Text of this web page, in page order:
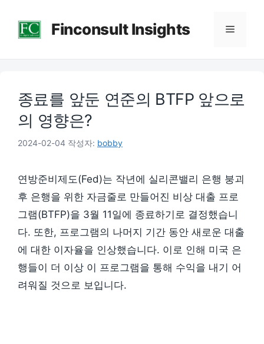
로
Finconsult Insights 메
종료를 앞둔 연준의 BTFP 앞으로
의 영향은?
2024-02-04 작성자: bobby
연방준비제도(Fed)는 작년에 실리콘밸리 은행 붕괴
후 은행을 위한 자금줄로 만들어진 비상 대출 프로
그램(BTFP)을 3월 11일에 종료하기로 결정했습니
다. 또한, 프로그램의 나머지 기간 동안 새로운 대출
에 대한 이자율을 인상했습니다. 이로 인해 미국 은
행들이 더 이상 이 프로그램을 통해 수익을 내기 어
려워질 것으로 보입니다.